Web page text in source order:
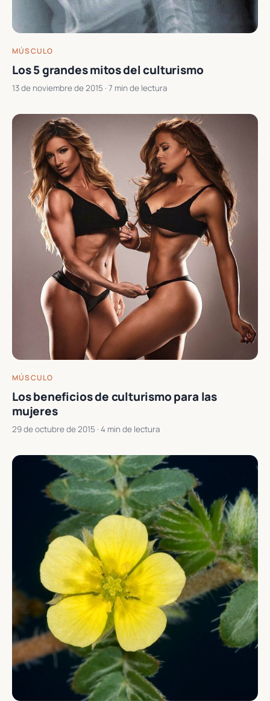
MÚSCULO
Los 5 grandes mitos del culturismo
13 de noviembre de 2015 · 7 min de lectura
MÚSCULO
Los beneficios de culturismo para las
mujeres
29 de octubre de 2015 · 4 min de lectura